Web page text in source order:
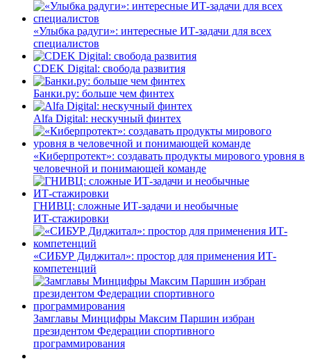
«Улыбка радуги»: интересные ИТ-задачи для всех
специалистов
CDEK Digital: свобода развития
Банки.ру: больше чем финтех
Alfa Digital: нескучный финтех
«Киберпротект»: создавать продукты мирового уровня в
человечной и понимающей команде
ГНИВЦ: сложные ИТ‑задачи и необычные
ИТ‑стажировки
«СИБУР Диджитал»: простор для применения ИТ-
компетенций
Замглавы Минцифры Максим Паршин избран
президентом Федерации спортивного
программирования